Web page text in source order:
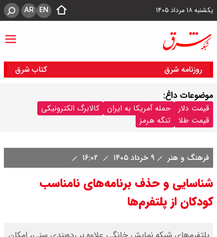
یکشنبه ۱۸ مرداد ۱۴۰۵ EN
AR
روزنامه شرق کتاب شرق
موضوعات داغ:
قیمت دلار حمله آمریکا به ایران
کالابرگ الکترونیکی
قیمت طلا
تنگه هرمز
فرهنگ و هنر ۹ خرداد ۱۴۰۵
شناسایی و حذف برنامه‌های نامناسب
کودکان از پلتفرم‌ها